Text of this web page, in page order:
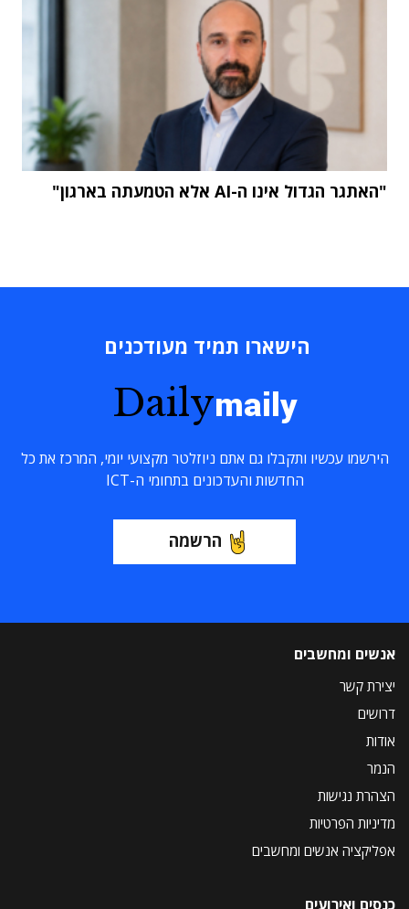
"האתגר הגדול אינו ה-AI אלא הטמעתה בארגון"
הישארו תמיד מעודכנים
Dailymaily
הירשמו עכשיו ותקבלו גם אתם ניוזלטר מקצועי יומי, המרכז את כל
החדשות והעדכונים בתחומי ה-ICT
הרשמה
אנשים ומחשבים
יצירת קשר
דרושים
אודות
הנמר
הצהרת נגישות
מדיניות הפרטיות
אפליקציה אנשים ומחשבים
כנסים ואירועים